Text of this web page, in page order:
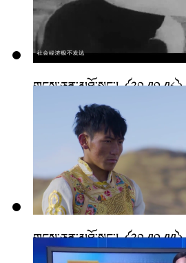
གངས་ཅན་མཐོ་སྒང་། ༼༢༠.༡༠.༡༨༽
གངས་ཅན་མཐོ་སྒང་། ༼༢༠.༡༠.༡༡༽